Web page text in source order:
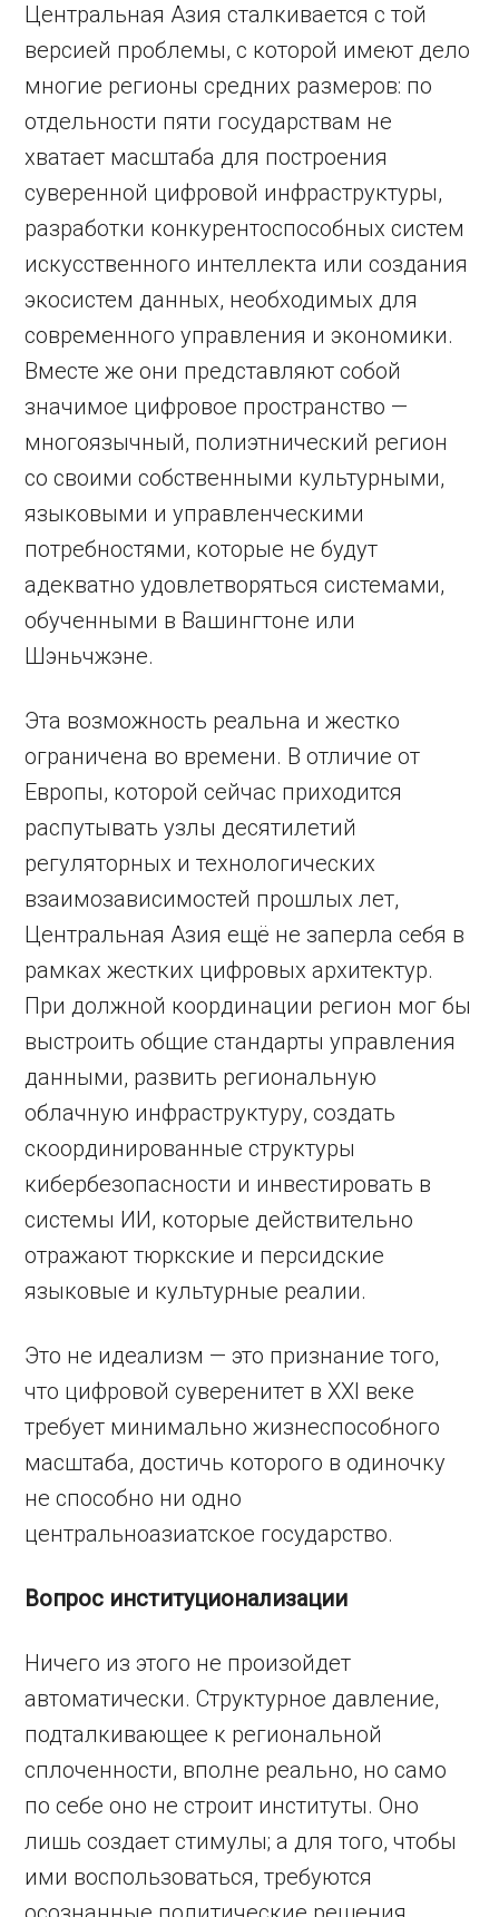
Центральная Азия сталкивается с той
версией проблемы, с которой имеют дело
многие регионы средних размеров: по
отдельности пяти государствам не
хватает масштаба для построения
суверенной цифровой инфраструктуры,
разработки конкурентоспособных систем
искусственного интеллекта или создания
экосистем данных, необходимых для
современного управления и экономики.
Вместе же они представляют собой
значимое цифровое пространство —
многоязычный, полиэтнический регион
со своими собственными культурными,
языковыми и управленческими
потребностями, которые не будут
адекватно удовлетворяться системами,
обученными в Вашингтоне или
Шэньчжэне.
Эта возможность реальна и жестко
ограничена во времени. В отличие от
Европы, которой сейчас приходится
распутывать узлы десятилетий
регуляторных и технологических
взаимозависимостей прошлых лет,
Центральная Азия ещё не заперла себя в
рамках жестких цифровых архитектур.
При должной координации регион мог бы
выстроить общие стандарты управления
данными, развить региональную
облачную инфраструктуру, создать
скоординированные структуры
кибербезопасности и инвестировать в
системы ИИ, которые действительно
отражают тюркские и персидские
языковые и культурные реалии.
Это не идеализм — это признание того,
что цифровой суверенитет в XXI веке
требует минимально жизнеспособного
масштаба, достичь которого в одиночку
не способно ни одно
центральноазиатское государство.
Вопрос институционализации
Ничего из этого не произойдет
автоматически. Структурное давление,
подталкивающее к региональной
сплоченности, вполне реально, но само
по себе оно не строит институты. Оно
лишь создает стимулы; а для того, чтобы
ими воспользоваться, требуются